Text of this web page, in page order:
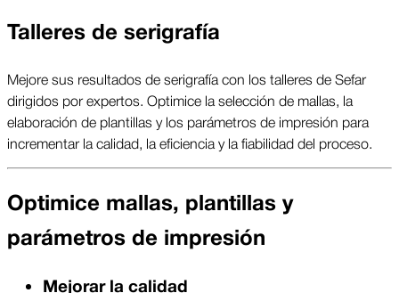
Talleres de serigrafía
Mejore sus resultados de serigrafía con los talleres de Sefar
dirigidos por expertos. Optimice la selección de mallas, la
elaboración de plantillas y los parámetros de impresión para
incrementar la calidad, la eficiencia y la fiabilidad del proceso.
Optimice mallas, plantillas y
parámetros de impresión
Mejorar la calidad